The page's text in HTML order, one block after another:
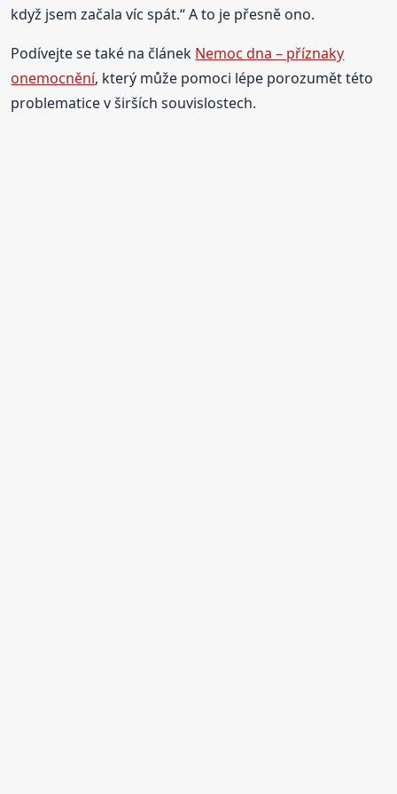
když jsem začala víc spát.“ A to je přesně ono.
Podívejte se také na článek Nemoc dna – příznaky
onemocnění, který může pomoci lépe porozumět této
problematice v širších souvislostech.